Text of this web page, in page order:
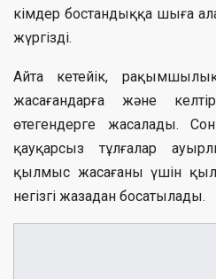
кімдер бостандыққа шыға
жүргізді.
Айта кетейік,
жасағандарға және
өтегендерге жасалады.
қауқарсыз тұлғалар
қылмыс жасағаны үшін
негізгі жазадан босатылады.